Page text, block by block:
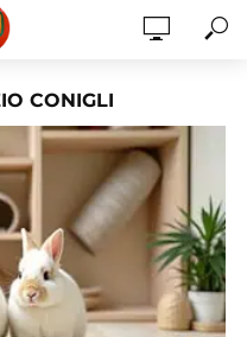
CONIGLI